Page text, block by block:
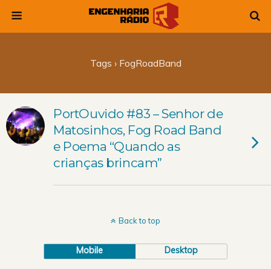
Tags › FogRoadBand
PortOuvido #83 – Senhor de
Matosinhos, Fog Road Band
e Poema “Quando as
crianças brincam”
Back to top
Mobile Desktop